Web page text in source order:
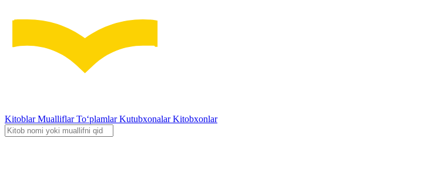
KitoblarMualliflarTo‘plamlarKutubxonalarKitobxonlar